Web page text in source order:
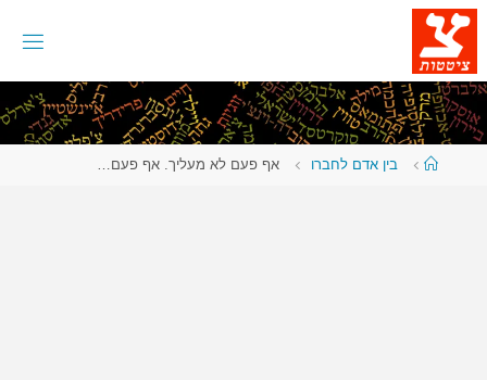
דלגו
לתוכן
עמודבין אדם לחברו אף פעם לא מעליך. אף פעם…